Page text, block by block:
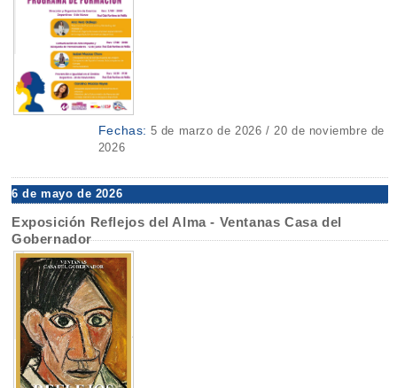
Fechas: 5 de marzo de 2026 / 20 de noviembre de
2026
6 de mayo de 2026
Exposición Reflejos del Alma - Ventanas Casa del
Gobernador